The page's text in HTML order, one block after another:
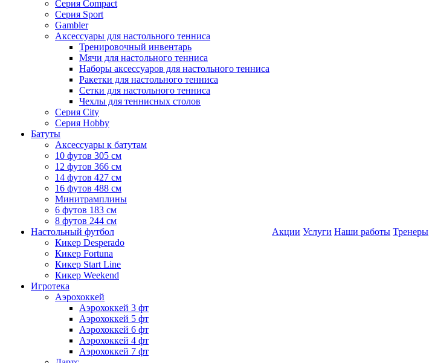
Серия Compact
Серия Sport
Gambler
Аксессуары для настольного тенниса
Тренировочный инвентарь
Мячи для настольного тенниса
Наборы аксессуаров для настольного тенниса
Ракетки для настольного тенниса
Сетки для настольного тенниса
Чехлы для теннисных столов
Серия City
Серия Hobby
Батуты
Аксессуары к батутам
10 футов 305 см
12 футов 366 см
14 футов 427 см
16 футов 488 см
Минитрамплины
6 футов 183 см
8 футов 244 см
Настольный футбол
Кикер Desperado
Кикер Fortuna
Кикер Start Line
Кикер Weekend
Игротека
Аэрохоккей
Аэрохоккей 3 фт
Аэрохоккей 5 фт
Аэрохоккей 6 фт
Аэрохоккей 4 фт
Аэрохоккей 7 фт
Акции Услуги Наши работы Тренеры